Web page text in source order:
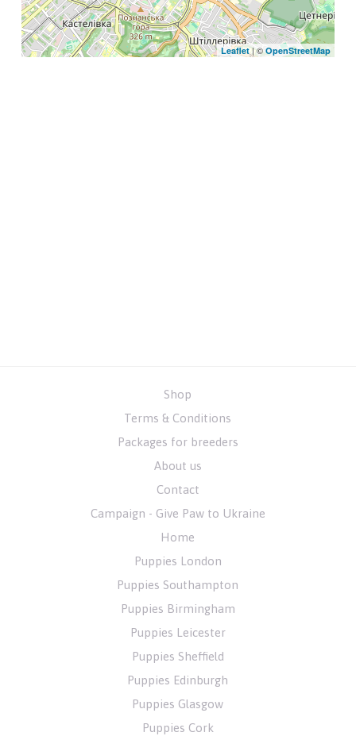
Leaflet| ©OpenStreetMap
Shop
Terms & Conditions
Packages for breeders
About us
Contact
Campaign - Give Paw to Ukraine
Home
Puppies London
Puppies Southampton
Puppies Birmingham
Puppies Leicester
Puppies Sheffield
Puppies Edinburgh
Puppies Glasgow
Puppies Cork